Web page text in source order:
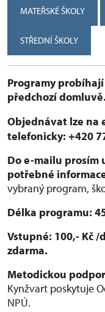
MATEŘSKÉ ŠKOLY
STŘEDNÍ ŠKOLY
Programy
předchozí domluvě.
Objednávat lze na
telefonicky: +420
Do e-mailu prosím
potřebné
vybraný program,
Délka programu:
Vstupné: 100,- Kč
zdarma.
Metodickou
Kynžvart poskytuje
NPÚ.